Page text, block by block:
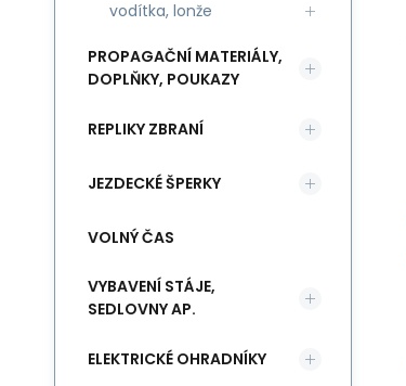
vodítka, lonže
PROPAGAČNÍ MATERIÁLY,
DOPLŇKY, POUKAZY
REPLIKY ZBRANÍ
JEZDECKÉ ŠPERKY
VOLNÝ ČAS
VYBAVENÍ STÁJE,
SEDLOVNY AP.
ELEKTRICKÉ OHRADNÍKY